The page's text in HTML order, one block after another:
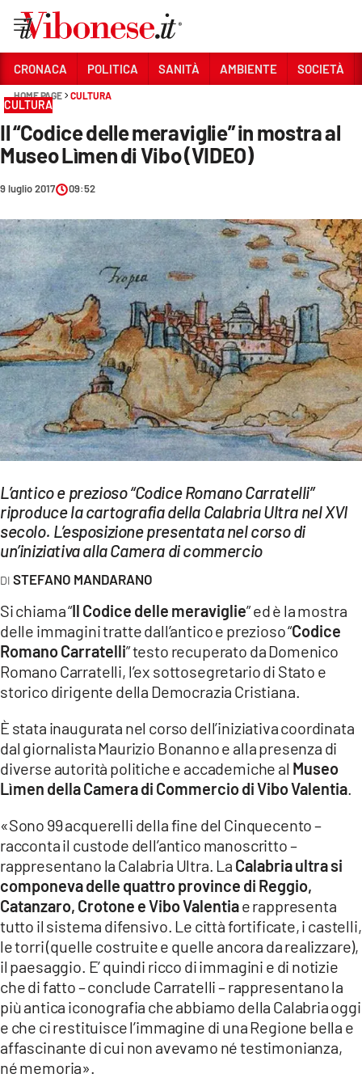
Sezioni
CRONACA
POLITICA
SANITÀ
AMBIENTE
SOCIETÀ
CULTURA
ECONOMIA E LAVORO
EVENTI
SPORT
Streaming
LAC NETWORK
LAC ONAIR
Network
LACPLAY.IT
LACTV.IT
LACITYMAG.IT
ILREGGINO.IT
ILVIBONESE.IT
CATANZAROCHANNEL.IT
LACAPITALENEWS.IT
App
ANDROID
APPLE
CRONACA POLITICA SANITÀ AMBIENTE SOCIETÀ
HOME PAGE CULTURA
CULTURA
Il “Codice delle meraviglie” in mostra al
Museo Lìmen di Vibo (VIDEO)
9 luglio 2017 09:52
L’antico e prezioso “Codice Romano Carratelli”
riproduce la cartografia della Calabria Ultra nel XVI
secolo. L’esposizione presentata nel corso di
un’iniziativa alla Camera di commercio
STEFANO MANDARANO
Si chiama “Il Codice delle meraviglie” ed è la mostra
delle immagini tratte dall’antico e prezioso “Codice
Romano Carratelli” testo recuperato da Domenico
Romano Carratelli, l’ex sottosegretario di Stato e
storico dirigente della Democrazia Cristiana.
È stata inaugurata nel corso dell’iniziativa coordinata
dal giornalista Maurizio Bonanno e alla presenza di
diverse autorità politiche e accademiche al Museo
Lìmen della Camera di Commercio di Vibo Valentia.
«Sono 99 acquerelli della fine del Cinquecento –
racconta il custode dell’antico manoscritto –
rappresentano la Calabria Ultra. La Calabria ultra si
componeva delle quattro province di Reggio,
Catanzaro, Crotone e Vibo Valentiae rappresenta
tutto il sistema difensivo. Le città fortificate, i castelli,
le torri (quelle costruite e quelle ancora da realizzare),
il paesaggio. E’ quindi ricco di immagini e di notizie
che di fatto – conclude Carratelli – rappresentano la
più antica iconografia che abbiamo della Calabria oggi
e che ci restituisce l’immagine di una Regione bella e
affascinante di cui non avevamo né testimonianza,
né memoria».